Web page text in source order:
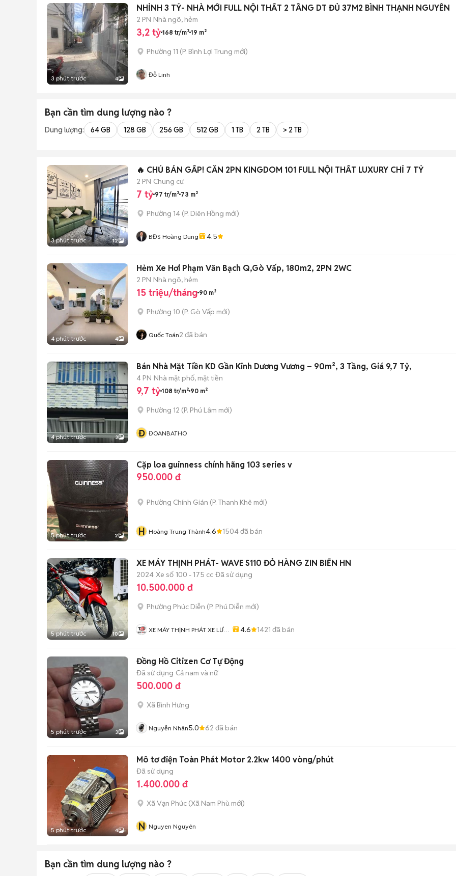
3 phút trước 4
NHỈNH 3 TỶ- NHÀ MỚI FULL NỘI THẤT 2 TẦNG DT ĐỦ 37M2 BÌNH THẠNH NGUYỄN
2 PN Nhà ngõ, hẻm
3,2 tỷ 168 tr/m² 19 m²
Phường 11 (P. Bình Lợi Trung mới)
Đỗ Linh
Bạn cần tìm dung lượng nào ?
Dung lượng: 64 GB 128 GB 256 GB 512 GB 1 TB 2 TB > 2 TB
3 phút trước 12
🔥 CHỦ BÁN GẤP! CĂN 2PN KINGDOM 101 FULL NỘI THẤT LUXURY CHỈ 7 TỶ
2 PN Chung cư
7 tỷ 97 tr/m² 73 m²
Phường 14 (P. Diên Hồng mới)
BĐS Hoàng Dung 4.5
4 phút trước 4
Hẻm Xe Hơi Phạm Văn Bạch Q,Gò Vấp, 180m2, 2PN 2WC
2 PN Nhà ngõ, hẻm
15 triệu/tháng 90 m²
Phường 10 (P. Gò Vấp mới)
Quốc Toán2 đã bán
4 phút trước 3
Bán Nhà Mặt Tiền KD Gần Kinh Dương Vương – 90m², 3 Tầng, Giá 9,7 Tỷ,
4 PN Nhà mặt phố, mặt tiền
9,7 tỷ 108 tr/m² 90 m²
Phường 12 (P. Phú Lâm mới)
Đ ĐOANBATHO
5 phút trước 2
Cặp loa guinness chính hãng 103 series v
950.000 đ
Phường Chính Gián (P. Thanh Khê mới)
H Hoàng Trung Thành4.6 1504đã bán
5 phút trước 10
XE MÁY THỊNH PHÁT- WAVE S110 ĐỎ HÀNG ZIN BIỂN HN
2024 Xe số 100 - 175 cc Đã sử dụng
10.500.000 đ
Phường Phúc Diễn (P. Phú Diễn mới)
XE MÁY THỊNH PHÁT XE LƯỚT
4.6 1421 đã bán
5 phút trước 3
Đồng Hồ Citizen Cơ Tự Động
Đã sử dụng Cả nam và nữ
500.000 đ
Xã Bình Hưng
Nguyễn Nhân5.0 62 đã bán
5 phút trước 4
Mô tơ điện Toàn Phát Motor 2.2kw 1400 vòng/phút
Đã sử dụng
1.400.000 đ
Xã Vạn Phúc (Xã Nam Phù mới)
N Nguyen Nguyên
Bạn cần tìm dung lượng nào ?